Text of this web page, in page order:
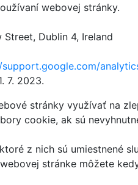
webovej stránky.
Dublin 4, Ireland
7. 2023.
stránky využívať na
cookie, ak sú
z nich sú umiestnené
stránke môžete